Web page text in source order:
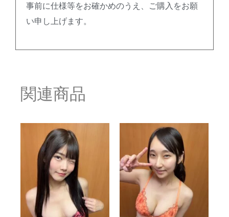
事前に仕様等をお確かめのうえ、ご購入をお願
い申し上げます。
関連商品